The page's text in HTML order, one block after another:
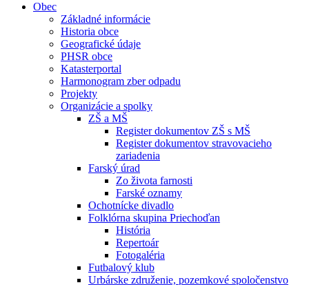
Obec
Základné informácie
Historia obce
Geografické údaje
PHSR obce
Katasterportal
Harmonogram zber odpadu
Projekty
Organizácie a spolky
ZŠ a MŠ
Register dokumentov ZŠ s MŠ
Register dokumentov stravovacieho
zariadenia
Farský úrad
Zo života farnosti
Farské oznamy
Ochotnícke divadlo
Folklórna skupina Priechoďan
História
Repertoár
Fotogaléria
Futbalový klub
Urbárske združenie, pozemkové spoločenstvo